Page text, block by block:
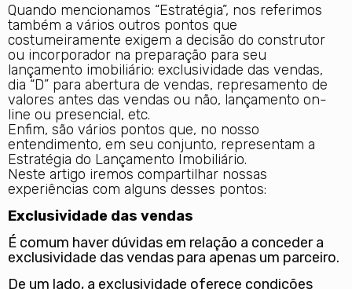
Quando mencionamos “Estratégia”, nos referimos
também a vários outros pontos que
costumeiramente exigem a decisão do construtor
ou incorporador na preparação para seu
lançamento imobiliário: exclusividade das vendas,
dia “D” para abertura de vendas, represamento de
valores antes das vendas ou não, lançamento on-
line ou presencial, etc.
Enfim, são vários pontos que, no nosso
entendimento, em seu conjunto, representam a
Estratégia do Lançamento Imobiliário.
Neste artigo iremos compartilhar nossas
experiências com alguns desses pontos:
Exclusividade das vendas
É comum haver dúvidas em relação a conceder a
exclusividade das vendas para apenas um parceiro.
De um lado, a exclusividade oferece condições